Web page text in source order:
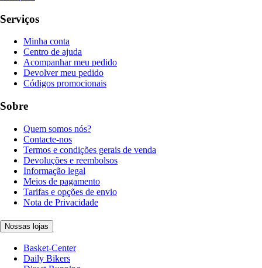
Serviços
Minha conta
Centro de ajuda
Acompanhar meu pedido
Devolver meu pedido
Códigos promocionais
Sobre
Quem somos nós?
Contacte-nos
Termos e condições gerais de venda
Devoluções e reembolsos
Informação legal
Meios de pagamento
Tarifas e opções de envio
Nota de Privacidade
Nossas lojas
Basket-Center
Daily Bikers